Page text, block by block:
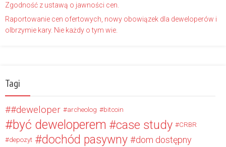
Zgodność z ustawą o jawności cen.
Raportowanie cen ofertowych, nowy obowiązek dla deweloperów i
olbrzymie kary. Nie każdy o tym wie.
Tagi
#deweloper archeolog bitcoin
być deweloperem case study
CRBR
depozyt
dochód pasywny dom dostępny